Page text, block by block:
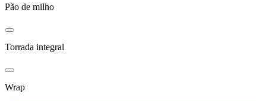
Pão de milho
Torrada integral
Wrap